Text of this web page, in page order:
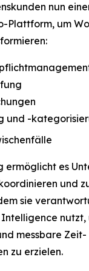
nun
Plattform, um
und -
ermöglicht es
und
sie
nutzt,
messbare Zeit-
zu erzielen.